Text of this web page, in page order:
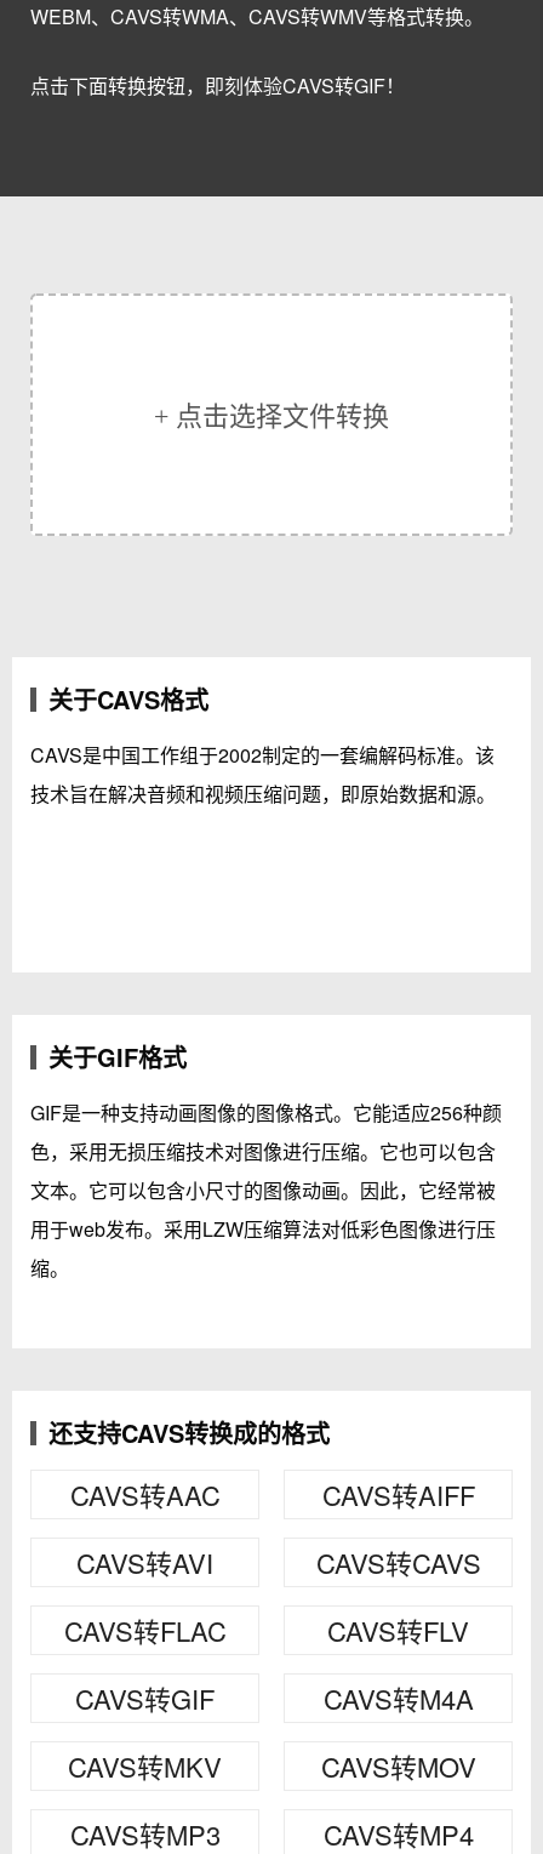
WEBM、CAVS转WMA、CAVS转WMV等格式转换。
点击下面转换按钮，即刻体验CAVS转GIF！
+ 点击选择文件转换
关于CAVS格式
CAVS是中国工作组于2002制定的一套编解码标准。该
技术旨在解决音频和视频压缩问题，即原始数据和源。
关于GIF格式
GIF是一种支持动画图像的图像格式。它能适应256种颜
色，采用无损压缩技术对图像进行压缩。它也可以包含
文本。它可以包含小尺寸的图像动画。因此，它经常被
用于web发布。采用LZW压缩算法对低彩色图像进行压
缩。
还支持CAVS转换成的格式
CAVS转AAC
CAVS转AIFF
CAVS转AVI
CAVS转CAVS
CAVS转FLAC
CAVS转FLV
CAVS转GIF
CAVS转M4A
CAVS转MKV
CAVS转MOV
CAVS转MP3
CAVS转MP4